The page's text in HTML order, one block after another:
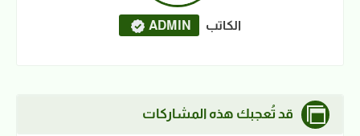
الكاتب ADMIN
قد تُعجبك هذه المشاركات